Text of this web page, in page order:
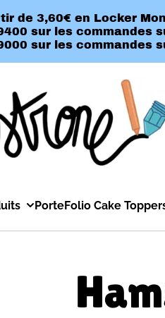
de 3,60€ en Locker
sur les commandes
sur les commandes
PorteFolio Cake